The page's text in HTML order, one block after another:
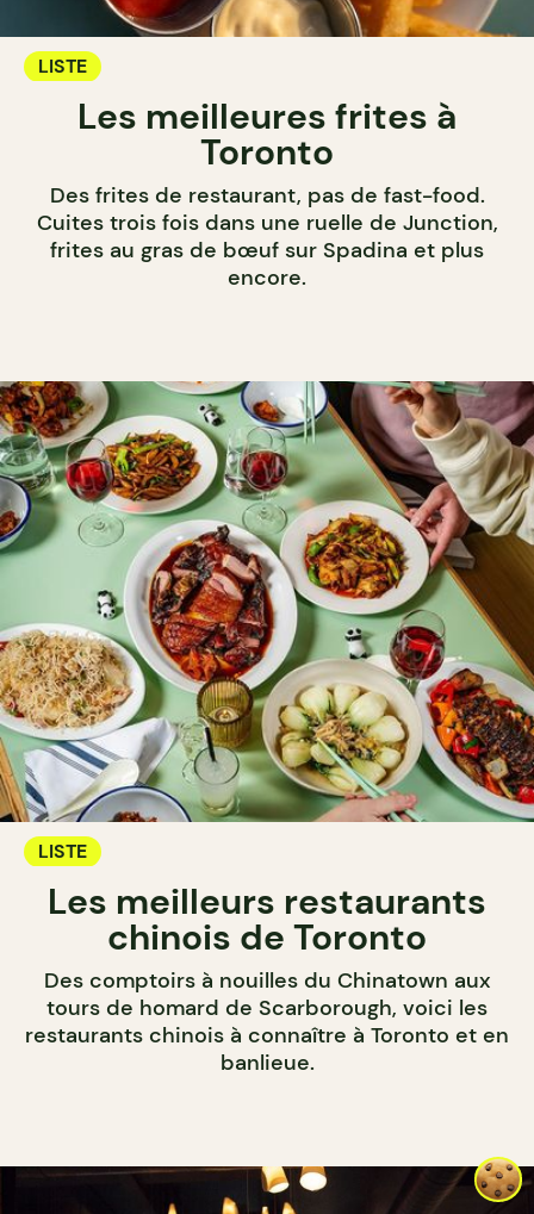
LISTE
Les meilleures frites à
Toronto
Des frites de restaurant, pas de fast-food.
Cuites trois fois dans une ruelle de Junction,
frites au gras de bœuf sur Spadina et plus
encore.
LISTE
Les meilleurs restaurants
chinois de Toronto
Des comptoirs à nouilles du Chinatown aux
tours de homard de Scarborough, voici les
restaurants chinois à connaître à Toronto et en
banlieue.